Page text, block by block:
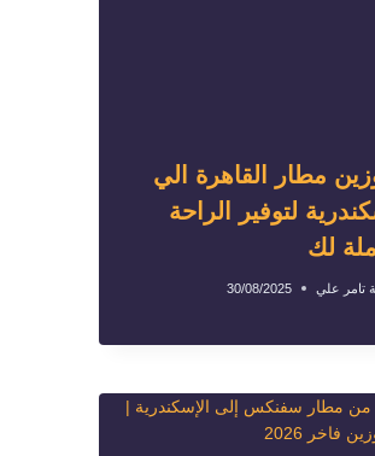
مطار القاهرة الي
لتوفير الراحة
لك
تامر علي 30/08/2025